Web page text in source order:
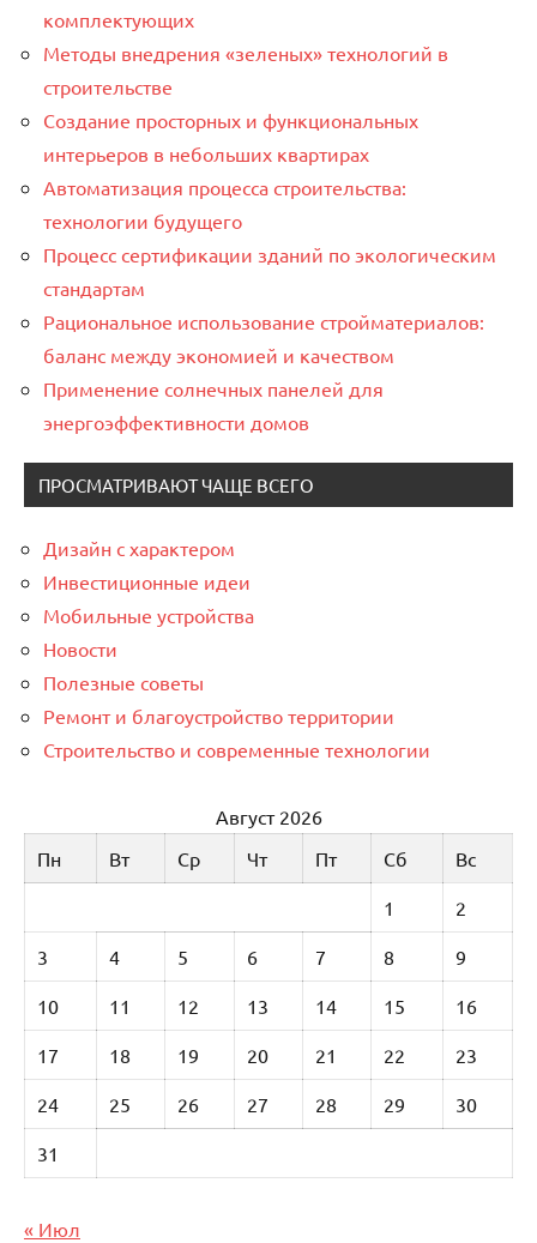
комплектующих
Методы внедрения «зеленых» технологий в
строительстве
Создание просторных и функциональных
интерьеров в небольших квартирах
Автоматизация процесса строительства:
технологии будущего
Процесс сертификации зданий по экологическим
стандартам
Рациональное использование стройматериалов:
баланс между экономией и качеством
Применение солнечных панелей для
энергоэффективности домов
ПРОСМАТРИВАЮТ ЧАЩЕ ВСЕГО
Дизайн с характером
Инвестиционные идеи
Мобильные устройства
Новости
Полезные советы
Ремонт и благоустройство территории
Строительство и современные технологии
Август 2026
Пн
Вт Ср Чт Пт Сб Вс
1 2
3 4 5 6 7 8 9
10 11 12 13 14 15 16
17 18 19 20 21 22 23
24 25 26 27 28 29 30
31
« Июл